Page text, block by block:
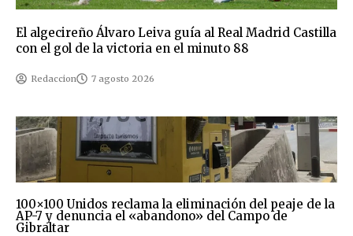
El algecireño Álvaro Leiva guía al Real Madrid Castilla
con el gol de la victoria en el minuto 88
Redaccion 7 agosto 2026
100×100 Unidos reclama la eliminación del peaje de la
AP-7 y denuncia el «abandono» del Campo de
Gibraltar